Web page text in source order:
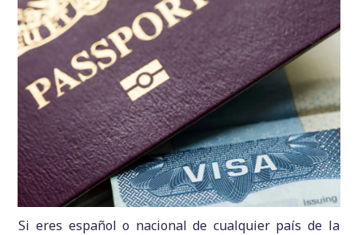
Si eres español o nacional de cualquier país de la